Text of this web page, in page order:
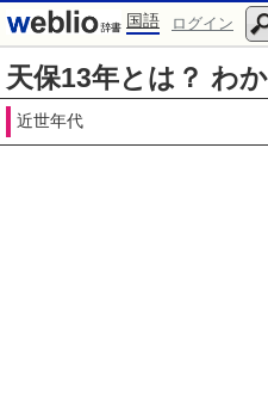
国語 ログイン
天保13年とは？ わ
近世年代